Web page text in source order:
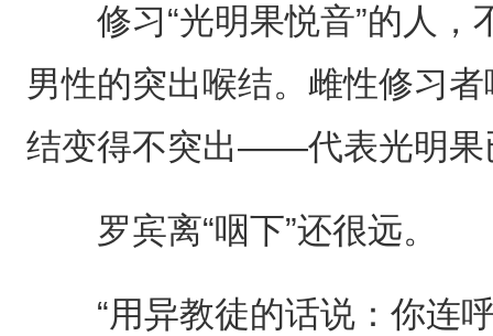
修习“光明果悦音”的人，
男性的突出喉结。雌性修习
结变得不突出——代表光明果
罗宾离“咽下”还很远。
“用异教徒的话说：你连呼